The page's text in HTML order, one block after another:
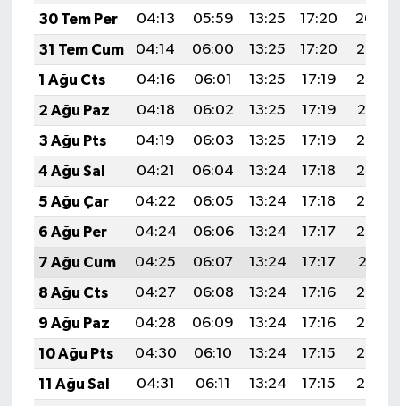
30 Tem Per
04:13 05:59 13:25 17:20
20:40
31 Tem Cum
04:14 06:00 13:25 17:20
20:39
1 Ağu Cts
04:16 06:01 13:25 17:19
20:38
2 Ağu Paz
04:18 06:02 13:25 17:19
20:37
3 Ağu Pts
04:19 06:03 13:25 17:19
20:36
4 Ağu Sal
04:21 06:04 13:24 17:18
20:35
5 Ağu Çar
04:22 06:05 13:24 17:18
20:34
6 Ağu Per
04:24 06:06 13:24 17:17
20:32
7 Ağu Cum
04:25 06:07 13:24 17:17
20:31
8 Ağu Cts
04:27 06:08 13:24 17:16
20:30
9 Ağu Paz
04:28 06:09 13:24 17:16
20:29
10 Ağu Pts
04:30 06:10 13:24 17:15
20:27
11 Ağu Sal
04:31 06:11 13:24 17:15
20:26
Düzce Müftülüğü
Edirne Müftülüğü
Erzincan Müftülüğü
Erzurum Müftülüğü
Eskişehir Müftülüğü
Giresun Müftülüğü
Gümüşhane Müftülüğü
YAŞAM